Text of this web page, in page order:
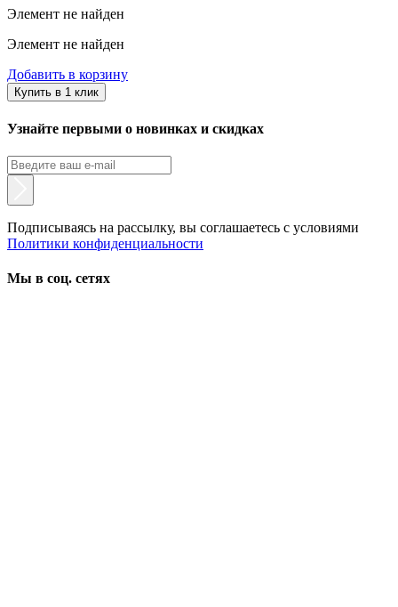
Элемент не найден
Элемент не найден
Добавить в корзину
Купить в 1 клик
Узнайте первыми о новинках и скидках
Подписываясь на рассылку, вы соглашаетесь с условиями
Политики конфиденциальности
Мы в соц. сетях